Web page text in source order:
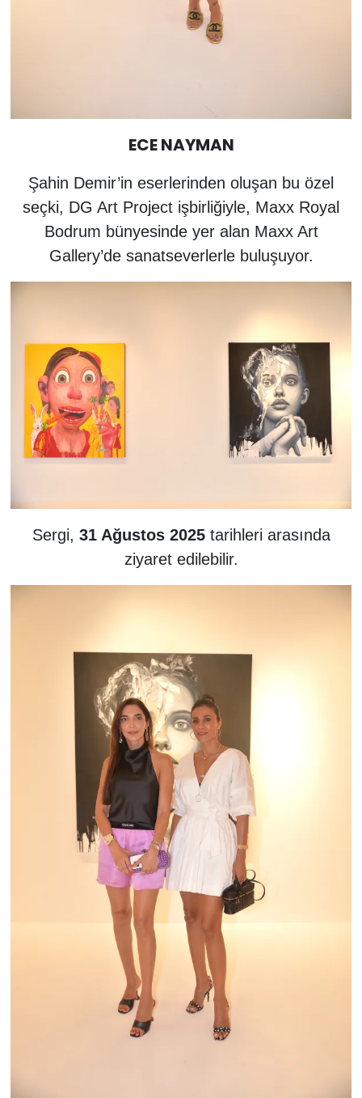
ECE NAYMAN
Şahin Demir’in eserlerinden oluşan bu özel
seçki, DG Art Project işbirliğiyle, Maxx Royal
Bodrum bünyesinde yer alan Maxx Art
Gallery’de sanatseverlerle buluşuyor.
Sergi, 31 Ağustos 2025tarihleri arasında
ziyaret edilebilir.